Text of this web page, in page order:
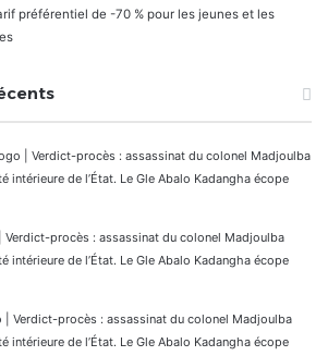
préférentiel de -70 % pour les jeunes et les
| Verdict-procès : assassinat du colonel Madjoulba
intérieure de l’État. Le Gle Abalo Kadangha écope
Verdict-procès : assassinat du colonel Madjoulba
intérieure de l’État. Le Gle Abalo Kadangha écope
| Verdict-procès : assassinat du colonel Madjoulba
intérieure de l’État. Le Gle Abalo Kadangha écope